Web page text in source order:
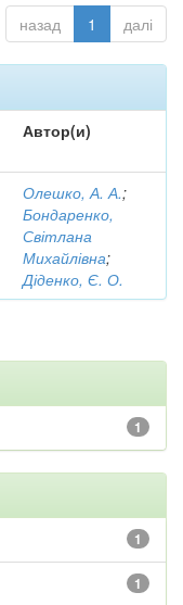
назад 1 далі
Автор(и)
Олешко, А. А.;
Бондаренко,
Світлана
Михайлівна;
Діденко, Є. О.
1
1
1